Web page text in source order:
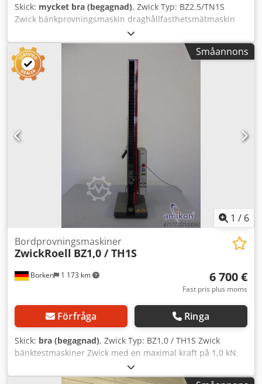
Skick: mycket bra (begagnad), Zwick Typ: BZ2.5/TN1S
Zwick bänkprovningsmaskin draghållfasthetsmätmaskin
Användningsområde: Brett användningsområde, från
provning av plast och elastomerer till papper, textil, skum
och tråd, samt komponentprovning. Codpfx Ajzdry Ieitsrf
Lastramspecifikationer: Max. provkraft FN i
drag-/tryckriktning: 2,5 kN Höjd (h1): ca 770 mm Bredd
med elektronikenhet: 320 mm Djup med elektronikenhet:
414 mm Arbetsutrymmets höjd h min ... h max:
Rörelsebalkens vinkel monterad uppåt: 227 ... 573 mm
Rörelsebalkens vinkel monterad roterad 180°: 57 ... 403
mm (vardera utan anslutningsbult) Anslutningsdata:
Elektrisk anslutning: 115/230 V, 4/2A-1PH/PE/N
Effektförbrukning: 0,4 kVA Nätfrekvens: 50/60 Hz 2,5 kN
Skick: begagnad Leveransinnehåll: (Se bild) (Reservation
för ändringar och fel i de tekniska uppgifterna!) Vid
ytterligare frågor besvarar vi dem gärna via telefon.
Småannons
1 / 6
Borken 1 173 km
Bordprovningsmaskiner
ZwickRoell BZ1,0 / TH1S
6 700 €
Fast pris plus moms
Förfråga Ringa
Skick: bra (begagnad), Zwick Typ: BZ1,0 / TH1S Zwick
bänktestmaskiner Zwick med en maximal kraft på 1,0 kN.
Crsdpezdryzefx Aitjf Dragbalkens slaglängd: 1150 mm.
Provningshastighet: 0,1 ... 1800 mm/min